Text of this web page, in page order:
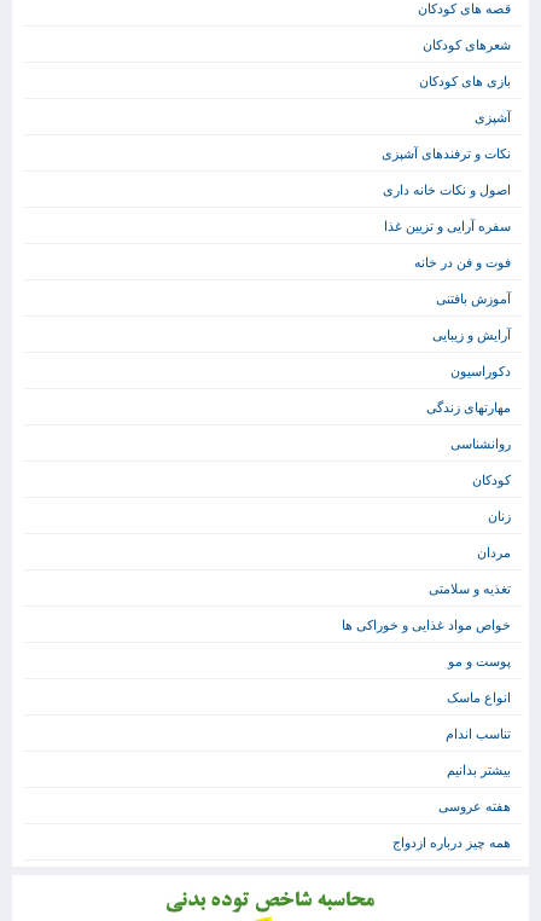
قصه های کودکان
شعرهای کودکان
بازی های کودکان
آشپزی
نکات و ترفندهای آشپزی
اصول و نکات خانه داری
سفره آرایی و تزیین غذا
فوت و فن در خانه
آموزش بافتنی
آرایش و زیبایی
دکوراسیون
مهارتهای زندگی
روانشناسی
کودکان
زنان
مردان
تغذیه و سلامتی
خواص مواد غذایی و خوراکی ها
پوست و مو
انواع ماسک
تناسب اندام
بیشتر بدانیم
هفته عروسی
همه چیز درباره ازدواج